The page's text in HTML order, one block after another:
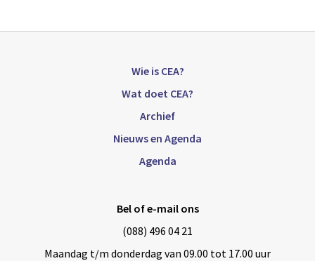
Wie is CEA?
Wat doet CEA?
Archief
Nieuws en Agenda
Agenda
Bel of e-mail ons
(088) 496 04 21
Maandag t/m donderdag van 09.00 tot 17.00 uur